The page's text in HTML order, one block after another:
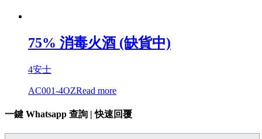
75% 消毒火酒 (缺貨中)
4安士
AC001-4OZRead more
一鍵 Whatsapp 查詢 | 快速回覆